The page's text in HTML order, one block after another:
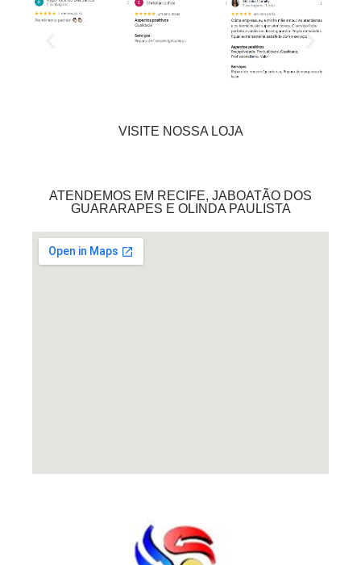
VISITE NOSSA LOJA
ATENDEMOS EM RECIFE, JABOATÃO DOS
GUARARAPES E OLINDA PAULISTA